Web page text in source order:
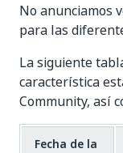
No anunciamos
para las
La siguiente
característica
Community, así
Fecha de la